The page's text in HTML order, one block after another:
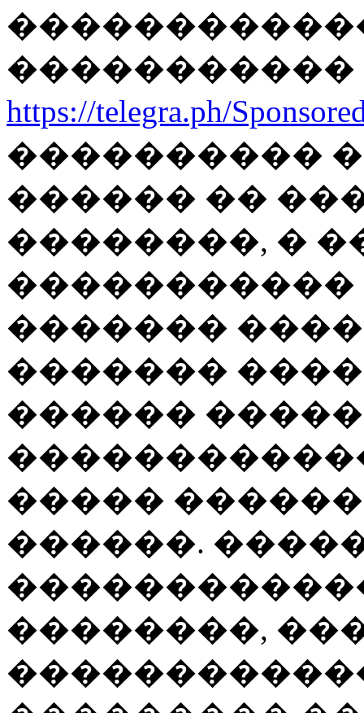
�����������
https://telegra.ph/
����������
������ ��
��������, �
�����������
�������
�������
������
�����
������.
��������,